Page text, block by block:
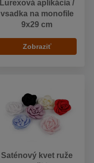
Lurexová aplikácia /
vsadka na monofile
9x29 cm
Zobraziť
Saténový kvet ruže